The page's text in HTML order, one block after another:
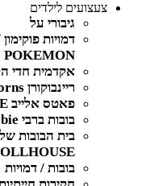
צעצועים לילדים
גיבורי על
דמויות
POKEMON
אקדמית חדי
ריינבוקורן Rainbocorns
פאטס אלייב PETS ALIVE
בובות ברבי Barbie
בובות / דמויות